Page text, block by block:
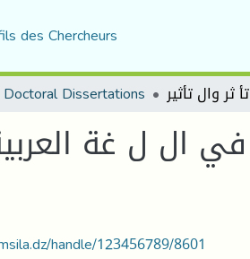
des Chercheurs
Doctoral Dissertations
في ال ل غة
handle/123456789/8601